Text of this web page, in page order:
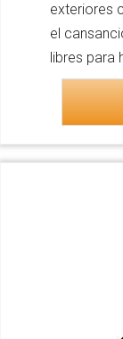
exteriores
el
libres para